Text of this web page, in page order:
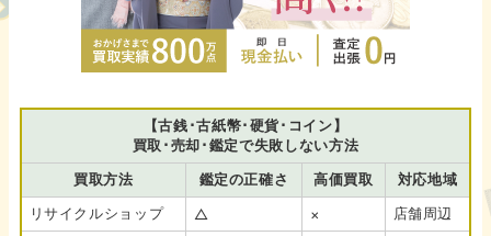
【古銭･古紙幣･硬貨･コイン】
買取･売却･鑑定で失敗しない方法
買取方法
鑑定の正確さ 高価買取
対応地域
リサイクルショップ
△ ×
店舗周辺